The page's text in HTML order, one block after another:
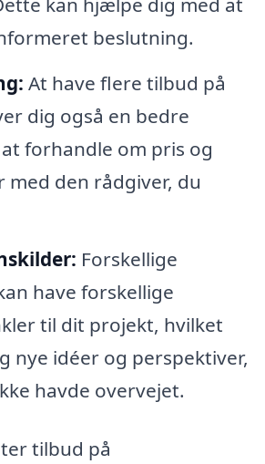
beslutning.
At have flere tilbud på
dig også en bedre
forhandle om pris og
med den rådgiver, du
Forskellige
have forskellige
til dit projekt, hvilket
nye idéer og perspektiver,
havde overvejet.
tilbud på